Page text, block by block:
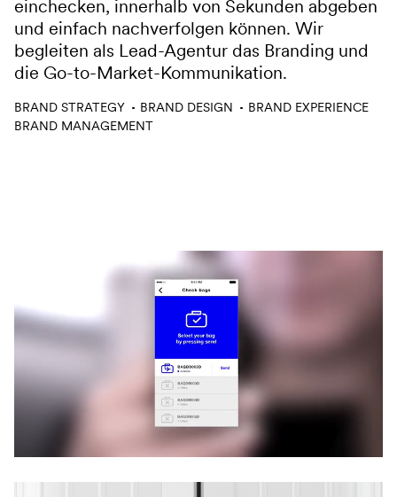
und einfach nachverfolgen können. Wir
begleiten als Lead-Agentur das Branding und
die Go-to-Market-Kommunikation.
BRAND STRATEGY BRAND DESIGN
BRAND EXPERIENCE
BRAND MANAGEMENT